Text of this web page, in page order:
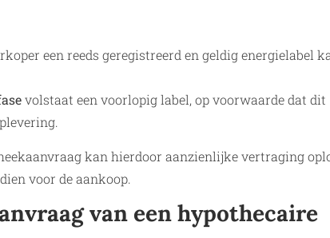
een reeds geregistreerd en geldig energielabel
volstaat een voorlopig label, op voorwaarde dat dit
kan hierdoor aanzienlijke vertraging
voor de aankoop.
van een hypothecaire